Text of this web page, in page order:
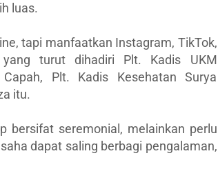
luas.
tapi manfaatkan Instagram, TikTok,
turut dihadiri Plt. Kadis UKM
Plt. Kadis Kesehatan Surya
itu.
bersifat seremonial, melainkan perlu
dapat saling berbagi pengalaman,